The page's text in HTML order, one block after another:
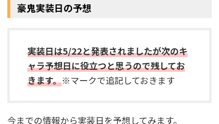
豪鬼実装日の予想
実装日は5/22と発表されましたが次のキ
ャラ予想日に役立つと思うので残してお
きます。※マークで追記しておきます
今までの情報から実装日を予想してみます。